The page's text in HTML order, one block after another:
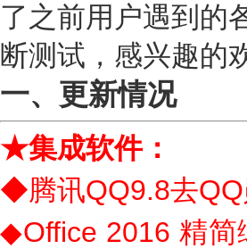
了之前用户遇到的
断测试，感兴趣的
一、更新情况
★集成软件：
◆腾讯QQ9.8去
◆Office 2016 精简